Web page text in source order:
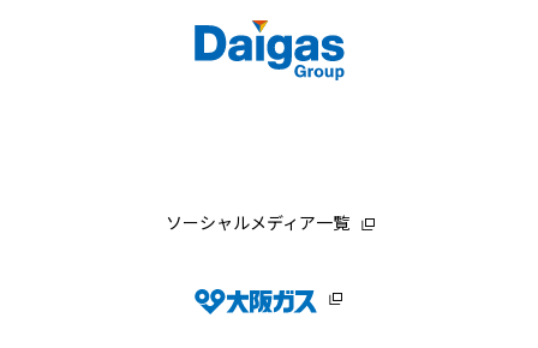
ソーシャルメディア一覧